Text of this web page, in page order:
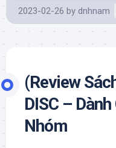
2023-02-26 by dnhnam
(Review
DISC –
Nhóm